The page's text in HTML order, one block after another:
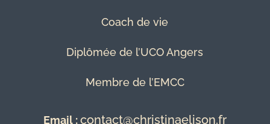
Coach de vie
Diplômée de l’UCO Angers
Membre de l’EMCC
Email :contact@christinaelison.fr